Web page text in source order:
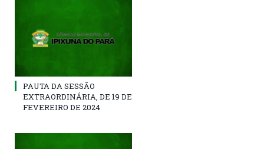
PAUTA DA SESSÃO
EXTRAORDINÁRIA, DE 19 DE
FEVEREIRO DE 2024